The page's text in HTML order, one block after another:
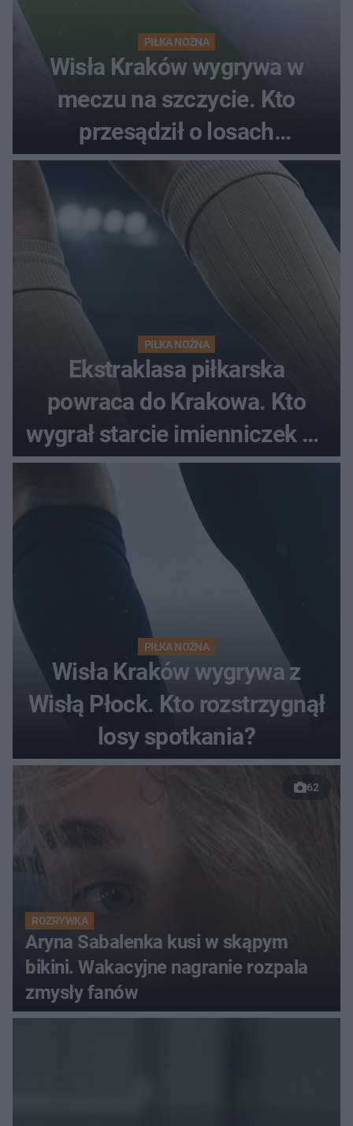
PIŁKA NOŻNA
Wisła Kraków wygrywa w
meczu na szczycie. Kto
przesądził o losach
spotkania?
PIŁKA NOŻNA
Ekstraklasa piłkarska
powraca do Krakowa. Kto
wygrał starcie imienniczek na
pełnym stadionie
PIŁKA NOŻNA
Wisła Kraków wygrywa z
Wisłą Płock. Kto rozstrzygnął
losy spotkania?
62
ROZRYWKA
Aryna Sabalenka kusi w skąpym
bikini. Wakacyjne nagranie rozpala
zmysły fanów